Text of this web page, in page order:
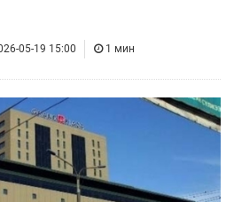
05-19 15:00 1 мин